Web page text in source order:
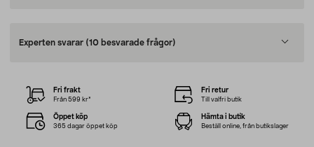
Experten svarar (10 besvarade frågor)
Fri frakt
Från 599 kr*
Fri retur
Till valfri butik
Öppet köp
365 dagar öppet köp
Hämta i butik
Beställ online, från butikslager